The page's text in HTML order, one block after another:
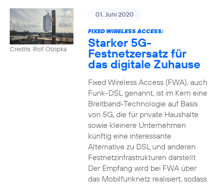
Credits: Rolf Otzipka
01. Juni 2020
FIXED WIRELESS ACCESS:
Starker 5G-
Festnetzersatz für
das digitale Zuhause
Fixed Wireless Access (FWA), auch
Funk-DSL genannt, ist im Kern eine
Breitband-Technologie auf Basis
von 5G, die für private Haushalte
sowie kleinere Unternehmen
künftig eine interessante
Alternative zu DSL und anderen
Festnetzinfrastrukturen darstellt.
Der Empfang wird bei FWA über
das Mobilfunknetz realisiert, sodass